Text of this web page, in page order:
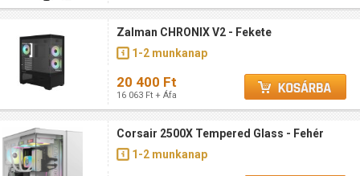
Zalman CHRONIX V2 - Fekete
1-2 munkanap
20 400 Ft
16 063 Ft + Áfa
Corsair 2500X Tempered Glass - Fehér
1-2 munkanap